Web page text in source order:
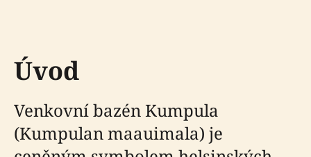
Úvod
Venkovní bazén Kumpula
(Kumpulan maauimala) je